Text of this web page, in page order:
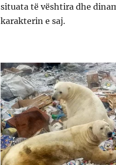
situata të vështira dhe
karakterin e saj.